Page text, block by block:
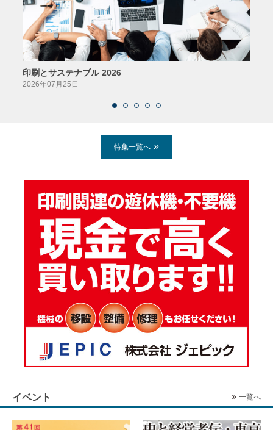
印刷とサステナブル 2026
2026年07月25日
特集一覧へ
イベント 一覧へ